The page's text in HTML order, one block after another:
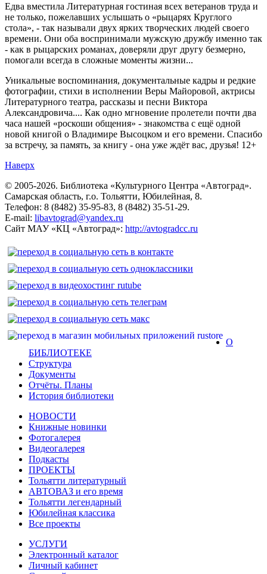
Едва вместила Литературная гостиная всех ветеранов труда и
не только, пожелавших услышать о «рыцарях Круглого
стола», - так называли двух ярких творческих людей своего
времени. Они оба воспринимали мужскую дружбу именно так
- как в рыцарских романах, доверяли друг другу безмерно,
помогали всегда в сложные моменты жизни...
Уникальные воспоминания, документальные кадры и редкие
фотографии, стихи в исполнении Веры Майоровой, актрисы
Литературного театра, рассказы и песни Виктора
Александровича.... Как одно мгновение пролетели почти два
часа нашей «роскоши общения» - знакомства с ещё одной
новой книгой о Владимире Высоцком и его времени. Спасибо
за встречу, за память, за книгу - она уже ждёт вас, друзья! 12+
Наверх
© 2005-2026. Библиотека «Культурного Центра «Автоград».
Самарская область, г.о. Тольятти, Юбилейная, 8.
Телефон: 8 (8482) 35-95-83, 8 (8482) 35-51-29.
E-mail: libavtograd@yandex.ru
Сайт МАУ «КЦ «Автоград»: http://avtogradcc.ru
О
БИБЛИОТЕКЕ
Структура
Документы
Отчёты. Планы
История библиотеки
НОВОСТИ
Книжные новинки
Фотогалерея
Видеогалерея
Подкасты
ПРОЕКТЫ
Тольятти литературный
АВТОВАЗ и его время
Тольятти легендарный
Юбилейная классика
Все проекты
УСЛУГИ
Электронный каталог
Личный кабинет